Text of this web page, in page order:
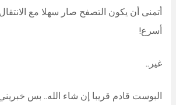
أتمنى أن يكون التصفح صار سهلا مع
أسرع!
غير..
البوست قادم قريبا إن شاء الله.. بس